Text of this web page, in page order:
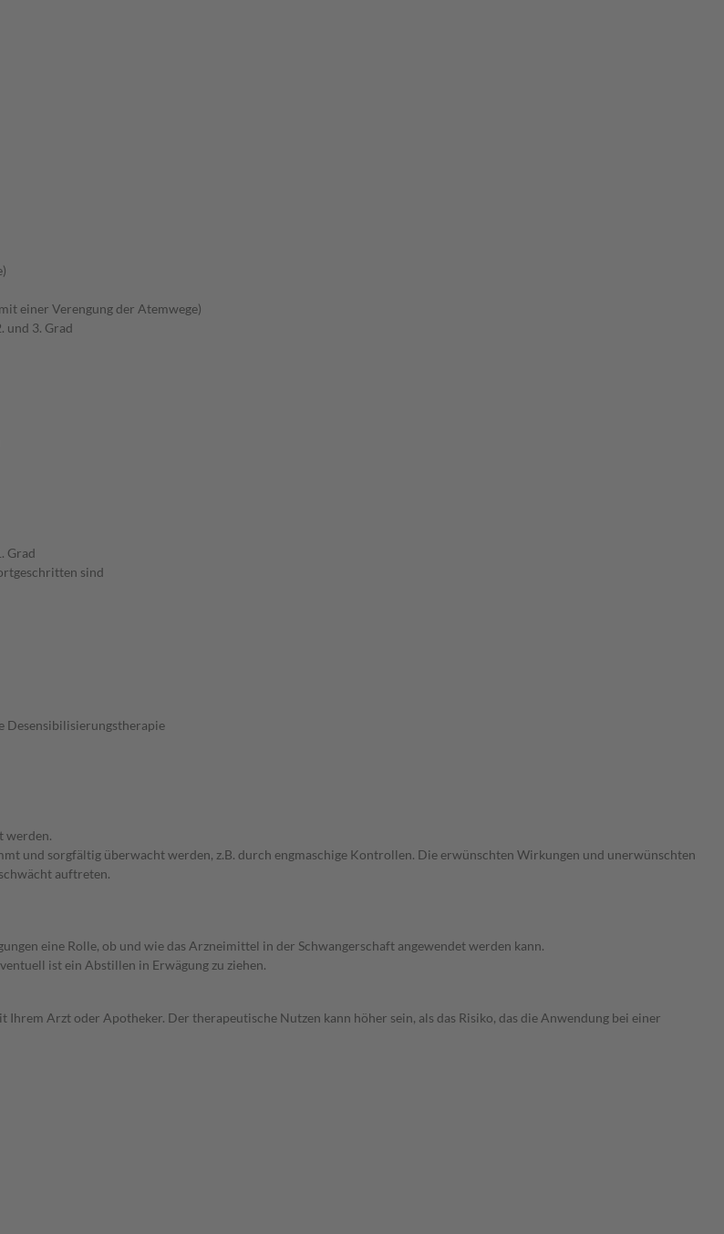
einer Verengung der Atemwege)
und 3. Grad
Grad
sind
Desensibilisierungstherapie
werden.
und sorgfältig überwacht werden, z.B. durch engmaschige Kontrollen. Die erwünschten Wirkungen und unerwünschten
auftreten.
eine Rolle, ob und wie das Arzneimittel in der Schwangerschaft angewendet werden kann.
ist ein Abstillen in Erwägung zu ziehen.
Arzt oder Apotheker. Der therapeutische Nutzen kann höher sein, als das Risiko, das die Anwendung bei einer